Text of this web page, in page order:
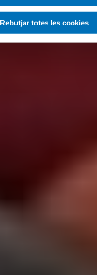
Rebutjar totes les cookies